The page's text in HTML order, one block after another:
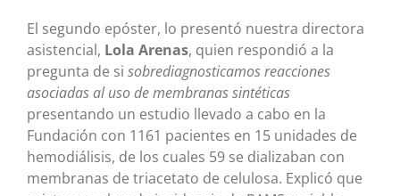
El segundo epóster, lo presentó nuestra directora
asistencial, Lola Arenas, quien respondió a la
pregunta de si sobrediagnosticamos reacciones
asociadas al uso de membranas sintéticas
presentando un estudio llevado a cabo en la
Fundación con 1161 pacientes en 15 unidades de
hemodiálisis, de los cuales 59 se dializaban con
membranas de triacetato de celulosa. Explicó que